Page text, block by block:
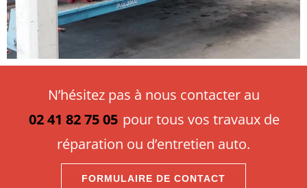
N’hésitez pas à nous contacter au
02 41 82 75 05 pour tous vos travaux de
réparation ou d’entretien auto.
FORMULAIRE DE CONTACT